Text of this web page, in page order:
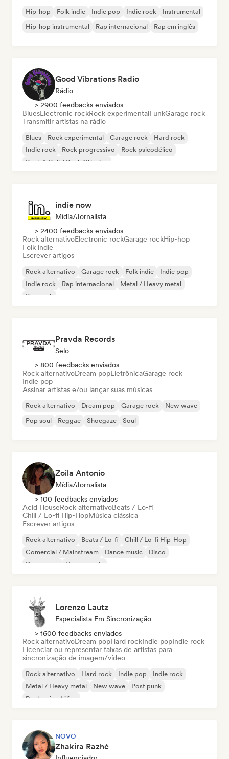
Hip-hop Folk indie Indie pop Indie rock
Instrumental
Hip-hop instrumental
Rap internacional Rap em inglês
Good Vibrations Radio
Rádio
> 2900 feedbacks enviados
BluesElectronic rockRock experimentalFunkGarage rock
Transmitir artistas na rádio
Blues Rock experimental Garage rock
Hard rock
Indie rock
Rock progressivo
Rock psicodélico
Rock & Roll / Rock Clássico
indie now
Mídia/Jornalista
> 2400 feedbacks enviados
Rock alternativoElectronic rockGarage rockHip-hop
Folk indie
Escrever artigos
Rock alternativo Garage rock Folk indie
Indie pop
Indie rock
Rap internacional
Metal / Heavy metal
Pop rock
Pravda Records
Selo
> 800 feedbacks enviados
Rock alternativoDream popEletrônicaGarage rock
Indie pop
Assinar artistas e/ou lançar suas músicas
Rock alternativo Dream pop Garage rock
New wave
Pop soul
Reggae Shoegaze Soul
Zoila Antonio
Mídia/Jornalista
> 100 feedbacks enviados
Acid HouseRock alternativoBeats / Lo-fi
Chill / Lo-fi Hip-HopMúsica clássica
Escrever artigos
Rock alternativo Beats / Lo-fi
Chill / Lo-fi Hip-Hop
Comercial / Mainstream
Dance music
Disco
Dream pop
House music
Lorenzo Lautz
Especialista Em Sincronização
> 1600 feedbacks enviados
Rock alternativoDream popHard rockIndie popIndie rock
Licenciar ou representar faixas de artistas para
sincronização de imagem/vídeo
Rock alternativo Hard rock Indie pop
Indie rock
Metal / Heavy metal
New wave
Post punk
Rock psicodélico
NOVO
Zhakira Razhé